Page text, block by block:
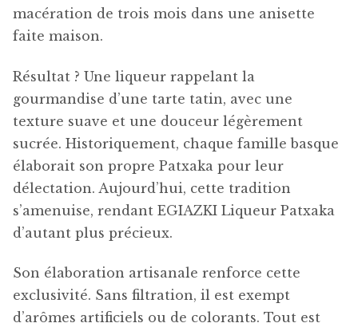
macération de trois mois dans une anisette
faite maison.
Résultat ? Une liqueur rappelant la
gourmandise d’une tarte tatin, avec une
texture suave et une douceur légèrement
sucrée. Historiquement, chaque famille basque
élaborait son propre Patxaka pour leur
délectation. Aujourd’hui, cette tradition
s’amenuise, rendant EGIAZKI Liqueur Patxaka
d’autant plus précieux.
Son élaboration artisanale renforce cette
exclusivité. Sans filtration, il est exempt
d’arômes artificiels ou de colorants. Tout est